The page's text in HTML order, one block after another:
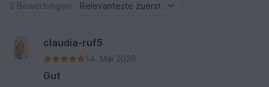
2 Bewertungen
claudia-ruf5
14. Mai 2026
Gut